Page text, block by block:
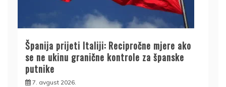
Španija prijeti Italiji: Recipročne mjere ako
se ne ukinu granične kontrole za španske
putnike
7. avgust 2026.